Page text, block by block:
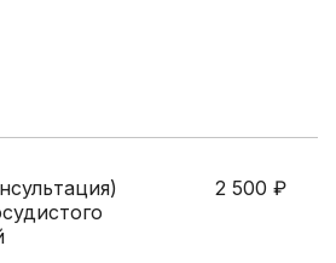
2 500 ₽